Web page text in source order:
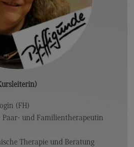
(FH)
Paar- und Familientherapeutin
Therapie und Beratung